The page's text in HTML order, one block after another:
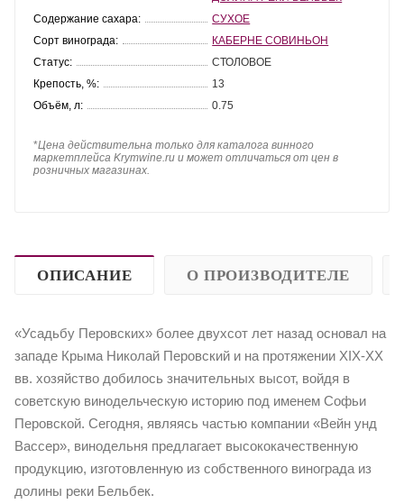
Содержание сахара:
СУХОЕ
Сорт винограда:
КАБЕРНЕ СОВИНЬОН
Статус:
СТОЛОВОЕ
Крепость, %:
13
Объём, л:
0.75
*Цена действительна только для каталога винного
маркетплейса Krymwine.ru и может отличаться от цен в
розничных магазинах.
ОПИСАНИЕ О ПРОИЗВОДИТЕЛЕ
«Усадьбу Перовских» более двухсот лет назад основал на
западе Крыма Николай Перовский и на протяжении XIX-XX
вв. хозяйство добилось значительных высот, войдя в
советскую винодельческую историю под именем Софьи
Перовской. Сегодня, являясь частью компании «Вейн унд
Вассер», винодельня предлагает высококачественную
продукцию, изготовленную из собственного винограда из
долины реки Бельбек.